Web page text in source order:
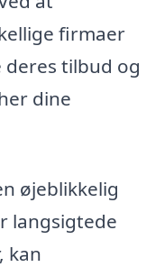
firmaer
tilbud og
dine
øjeblikkelig
langsigtede
kan